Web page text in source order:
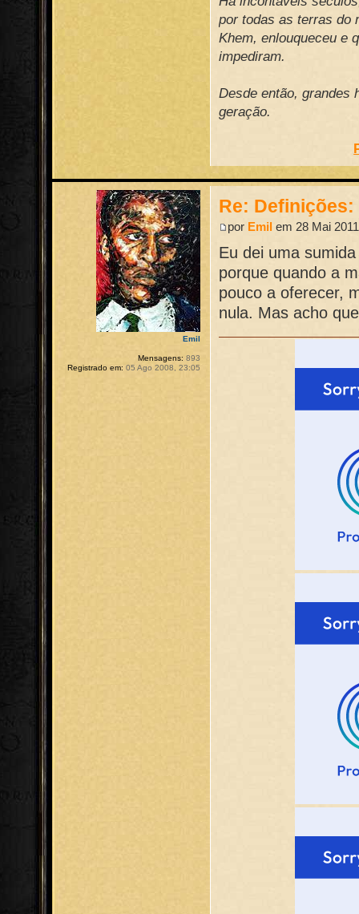
por todas as terras do
Khem, enlouqueceu e
impediram.
Desde então, grandes
geração.
Re:
por Emil em 28 Mai
Eu dei uma
porque quando a
pouco a oferecer,
nula. Mas acho
Emil
Mensagens: 893
Registrado em: 05 Ago 2008, 23:05